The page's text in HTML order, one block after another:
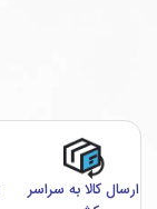
ارسال کالا به سراسر